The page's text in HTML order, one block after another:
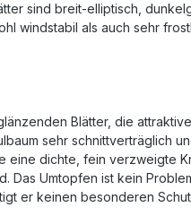
sind breit-elliptisch,
windstabil als auch sehr
Blätter, die
sehr schnittverträglich
dichte, fein verzweigte
Umtopfen ist kein
er keinen besonderen